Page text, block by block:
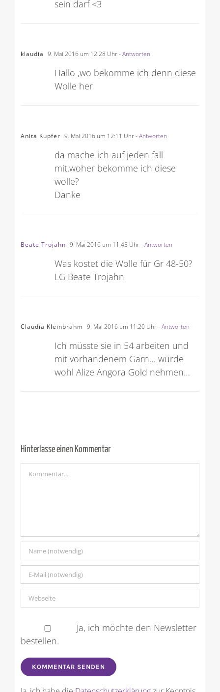
sein darf <3
klaudia 9. Mai 2016 um 12:28 Uhr- Antworten
Hallo ,wo bekomme ich denn diese
Wolle her
Anita Kupfer 9. Mai 2016 um 12:11 Uhr- Antworten
da mache ich auf jeden fall
mit.woher bekomme ich diese
wolle?
Danke
Beate Trojahn 9. Mai 2016 um 11:45 Uhr- Antworten
Was kostet die Wolle für Gr 48-50?
LG Beate Trojahn
Claudia Kleinbrahm 9. Mai 2016 um 11:20 Uhr- Antworten
Ich müsste sie in 54 arbeiten und
mit vorhandenem Garn… würde
wohl Alize Angora Gold nehmen…
Hinterlasse einen Kommentar
Ja, ich möchte den Newsletter
bestellen.